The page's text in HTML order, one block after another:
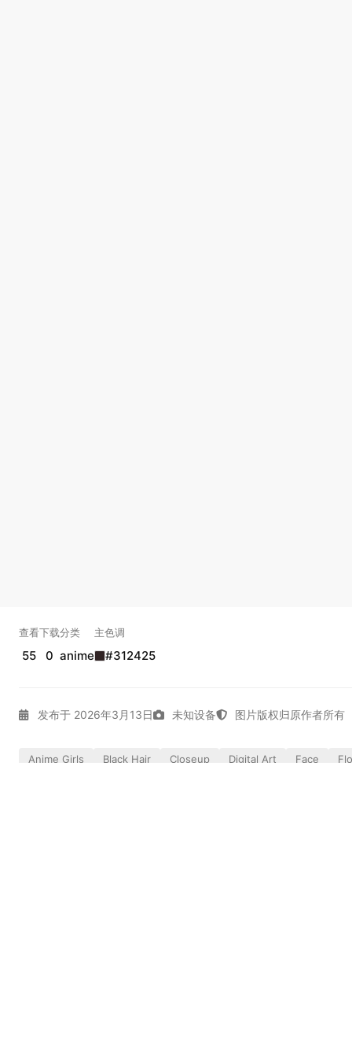
查看
55
下载
0
分类
anime
主色调
#312425
发布于 2026年3月13日 未知设备 图片版权归原作者所有
Anime Girls Black Hair Closeup Digital Art Face